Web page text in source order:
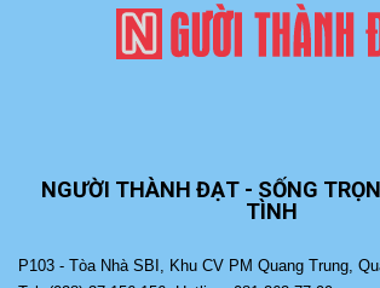
NGƯỜI THÀNH ĐẠT - SỐNG
TÌNH
P103 - Tòa Nhà SBI, Khu CV PM Quang Trung,